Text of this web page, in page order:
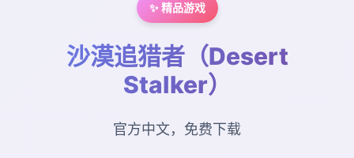
✨ 精品游戏
沙漠追猎者（Desert
Stalker）
官方中文，免费下载